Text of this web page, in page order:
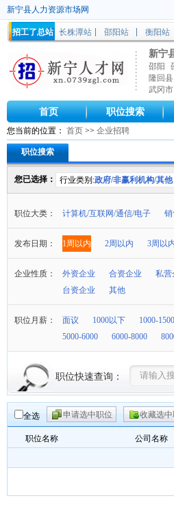
新宁县人力资源市场网
招工了总站 长株潭站 邵阳站 衡阳站
新宁
邵阳
隆回县
武冈市
首页 职位搜索
您当前的位置： 首页 >> 企业招聘
职位搜索
您已选择： 行业类别:政府/非赢利机构/其他
职位大类： 计算机/互联网/通信/电子
发布日期： 1周以内 2周以内 3周以
企业性质： 外资企业 合资企业 私营
台资企业
其他
职位月薪： 面议 1000以下 1000-1500
5000-6000
6000-8000
职位快速查询：
全选 申请选中职位 收藏选中
职位名称 公司名称